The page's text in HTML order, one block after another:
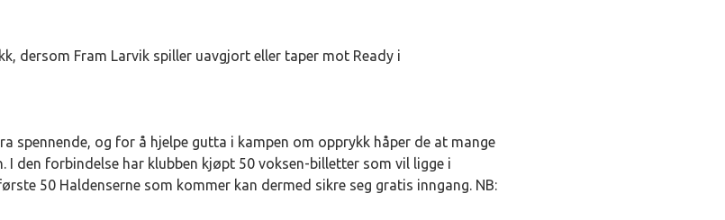
dersom Fram Larvik spiller uavgjort eller taper mot Ready i
spennende, og for å hjelpe gutta i kampen om opprykk håper de at mange
I den forbindelse har klubben kjøpt 50 voksen-billetter som vil ligge i
50 Haldenserne som kommer kan dermed sikre seg gratis inngang. NB: